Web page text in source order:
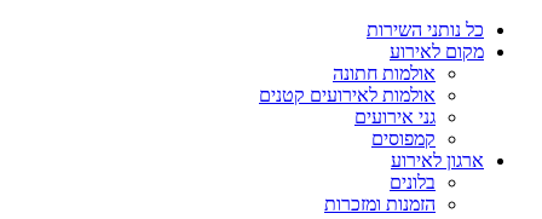
כל נותני השירות
מקום לאירוע
אולמות חתונה
אולמות לאירועים קטנים
גני אירועים
קמפוסים
ארגון לאירוע
בלונים
הזמנות ומזכרות